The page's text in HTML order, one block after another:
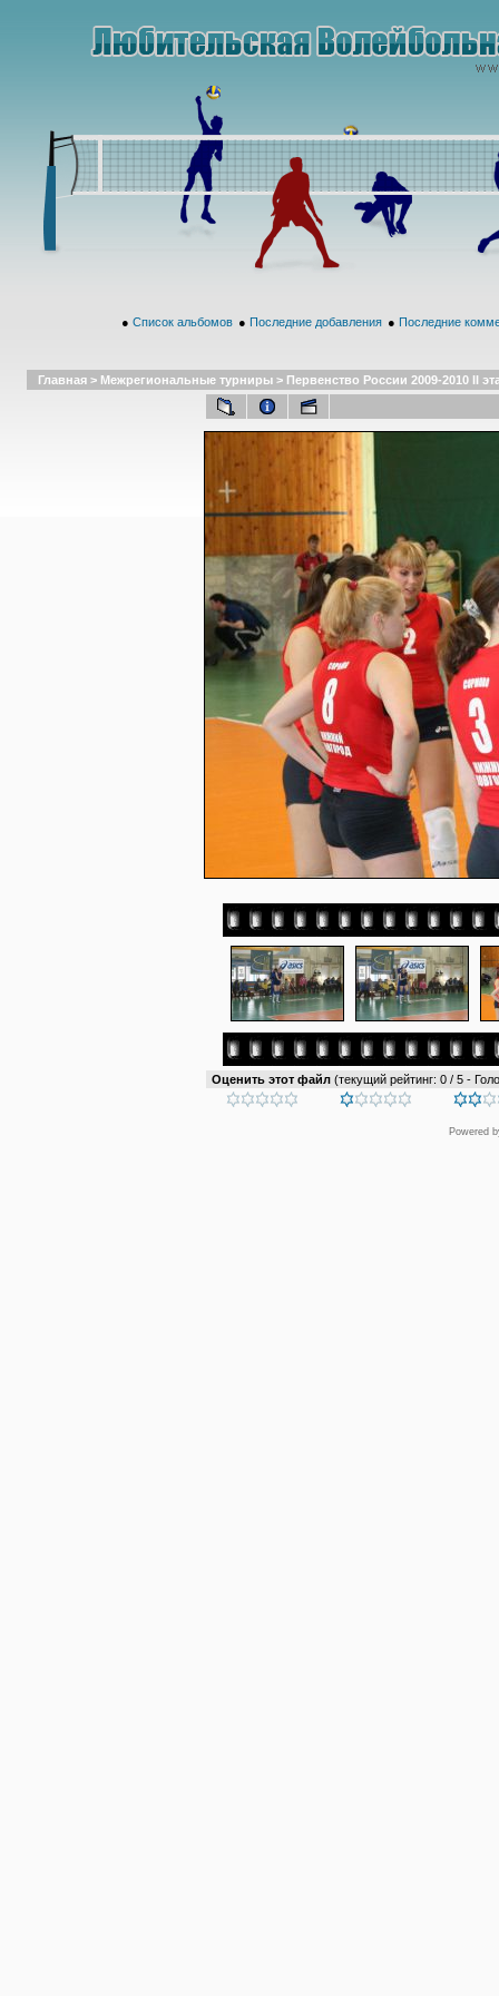
● Список альбомов ● Последние добавления ● Последние
Главная > Межрегиональные турниры > Первенство России 2009-2010 II
Оценить этот файл (текущий рейтинг: 0 / 5 -
Powered